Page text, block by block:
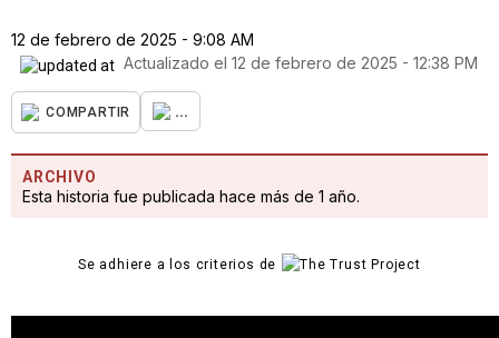
12 de febrero de 2025 - 9:08 AM
Actualizado el 12 de febrero de 2025 - 12:38 PM
COMPARTIR ...
ARCHIVO
Esta historia fue publicada hace más de 1 año.
Se adhiere a los criterios de